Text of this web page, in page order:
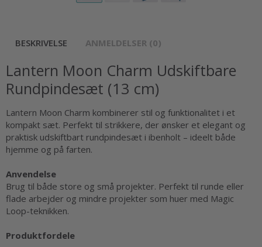
BESKRIVELSE ANMELDELSER (0)
Lantern Moon Charm Udskiftbare
Rundpindesæt (13 cm)
Lantern Moon Charm kombinerer stil og funktionalitet i et
kompakt sæt. Perfekt til strikkere, der ønsker et elegant og
praktisk udskiftbart rundpindesæt i ibenholt – ideelt både
hjemme og på farten.
Anvendelse
Brug til både store og små projekter. Perfekt til runde eller
flade arbejder og mindre projekter som huer med Magic
Loop-teknikken.
Produktfordele